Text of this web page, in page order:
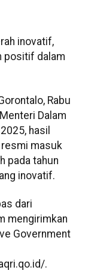
inovatif,
positif dalam
Rabu
Dalam
hasil
resmi masuk
pada tahun
inovatif.
dari
mengirimkan
Government
.